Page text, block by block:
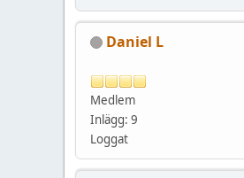
Daniel L
Medlem
Inlägg: 9
Loggat